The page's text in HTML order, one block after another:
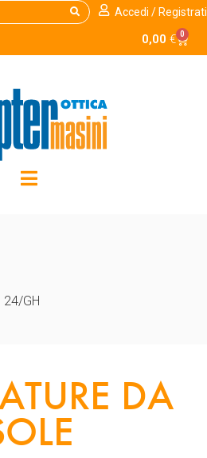
Accedi / Registrati
0,00 € 0
24/GH
DA